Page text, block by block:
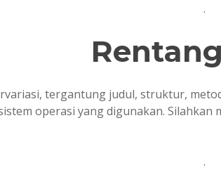
.
tergantung judul, struktur,
operasi yang digunakan.
.